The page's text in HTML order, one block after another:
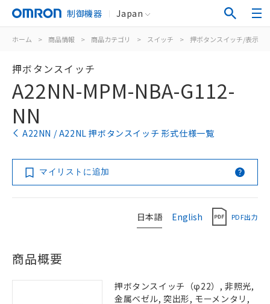
制御機器 Japan
ホーム > 商品情報 > 商品カテゴリ > スイッチ > 押ボタンスイッチ/表示灯
押ボタンスイッチ
A22NN-MPM-NBA-G112-
NN
A22NN / A22NL 押ボタンスイッチ 形式仕様一覧
マイリストに追加
日本語 English PDF出力
商品概要
押ボタンスイッチ（φ22）, 非照光,
金属ベゼル, 突出形, モーメンタリ,